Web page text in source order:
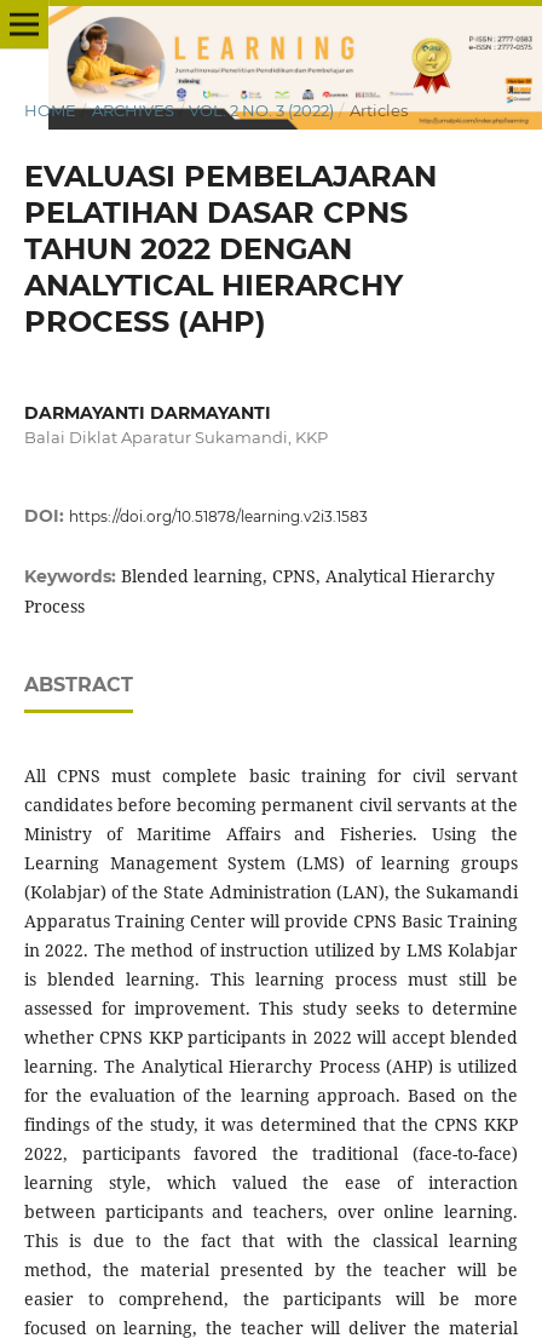
HOME / ARCHIVES / VOL. 2 NO. 3 (2022) / Articles
EVALUASI PEMBELAJARAN
PELATIHAN DASAR CPNS
TAHUN 2022 DENGAN
ANALYTICAL HIERARCHY
PROCESS (AHP)
DARMAYANTI DARMAYANTI
Balai Diklat Aparatur Sukamandi, KKP
DOI: https://doi.org/10.51878/learning.v2i3.1583
Keywords: Blended learning, CPNS, Analytical Hierarchy
Process
ABSTRACT
All CPNS must complete basic training for civil servant
candidates before becoming permanent civil servants at the
Ministry of Maritime Affairs and Fisheries. Using the
Learning Management System (LMS) of learning groups
(Kolabjar) of the State Administration (LAN), the Sukamandi
Apparatus Training Center will provide CPNS Basic Training
in 2022. The method of instruction utilized by LMS Kolabjar
is blended learning. This learning process must still be
assessed for improvement. This study seeks to determine
whether CPNS KKP participants in 2022 will accept blended
learning. The Analytical Hierarchy Process (AHP) is utilized
for the evaluation of the learning approach. Based on the
findings of the study, it was determined that the CPNS KKP
2022, participants favored the traditional (face-to-face)
learning style, which valued the ease of interaction
between participants and teachers, over online learning.
This is due to the fact that with the classical learning
method, the material presented by the teacher will be
easier to comprehend, the participants will be more
focused on learning, the teacher will deliver the material